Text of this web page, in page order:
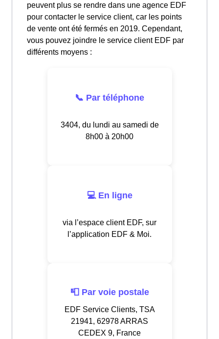
peuvent plus se rendre dans une agence EDF
pour contacter le service client, car les points
de vente ont été fermés en 2019. Cependant,
vous pouvez joindre le service client EDF par
différents moyens :
📞 Par téléphone
3404, du lundi au samedi de
8h00 à 20h00
💻 En ligne
via l’espace client EDF, sur
l’application EDF & Moi.
📮 Par voie postale
EDF Service Clients, TSA
21941, 62978 ARRAS
CEDEX 9, France